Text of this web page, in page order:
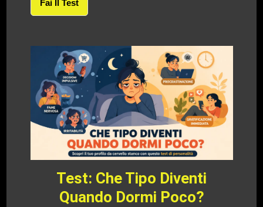
Fai Il Test
Test: Che Tipo Diventi
Quando Dormi Poco?